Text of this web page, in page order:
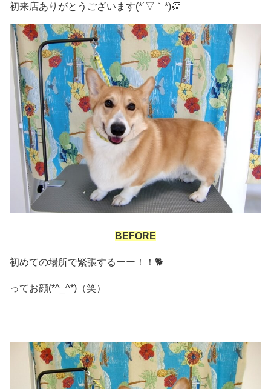
初来店ありがとうございます(*´▽｀*)👏
BEFORE
初めての場所で緊張するーー！！🐕
ってお顔(*^_^*)（笑）